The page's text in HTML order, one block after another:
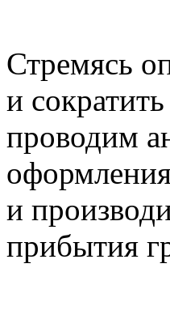
Стремясь
и
проводим
и
прибытия